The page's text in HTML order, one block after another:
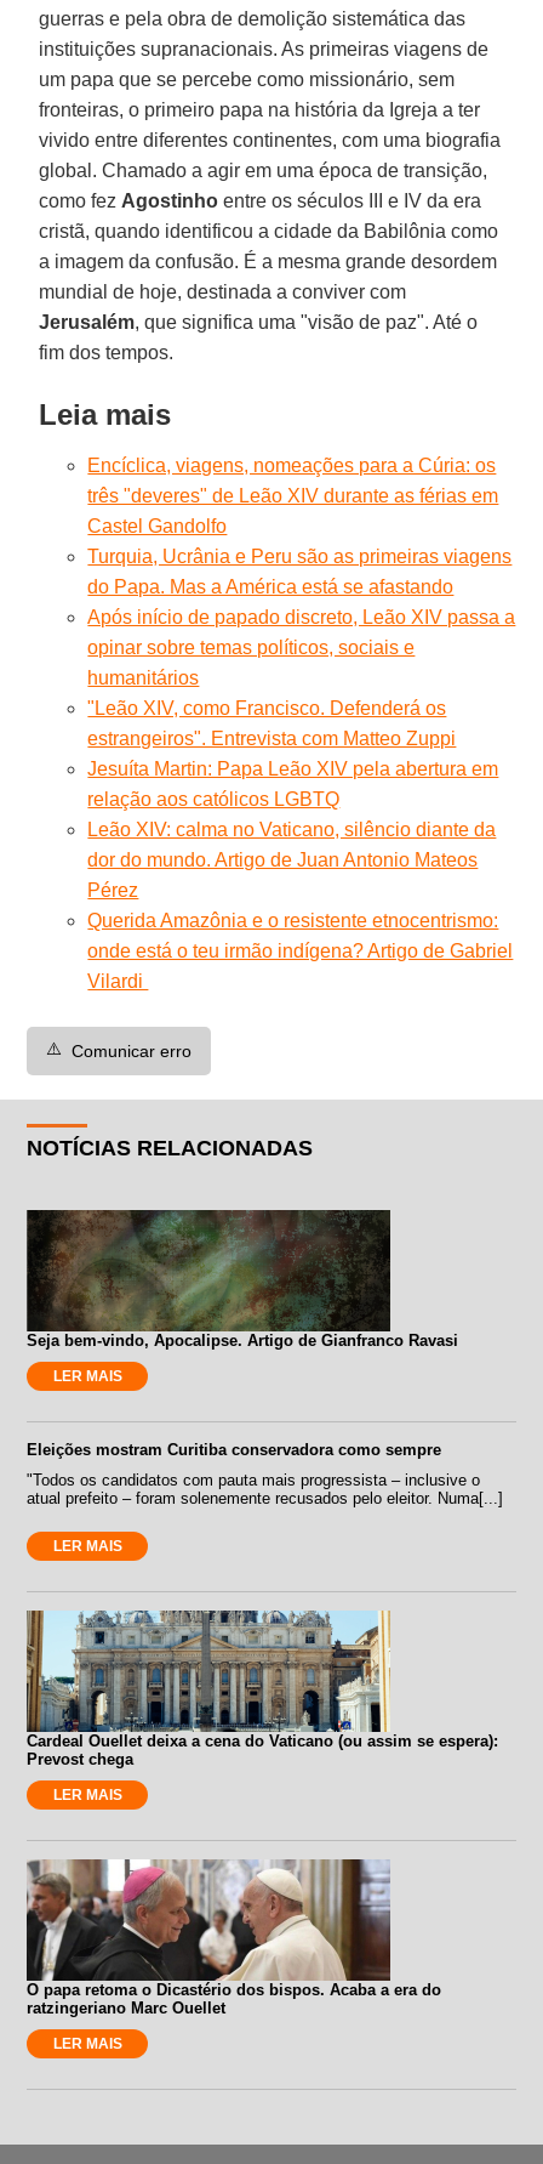
guerras e pela obra de demolição sistemática das
instituições supranacionais. As primeiras viagens de
um papa que se percebe como missionário, sem
fronteiras, o primeiro papa na história da Igreja a ter
vivido entre diferentes continentes, com uma biografia
global. Chamado a agir em uma época de transição,
como fez Agostinho entre os séculos III e IV da era
cristã, quando identificou a cidade da Babilônia como
a imagem da confusão. É a mesma grande desordem
mundial de hoje, destinada a conviver com
Jerusalém, que significa uma "visão de paz". Até o
fim dos tempos.
Leia mais
Encíclica, viagens, nomeações para a Cúria: os
três "deveres" de Leão XIV durante as férias em
Castel Gandolfo
Turquia, Ucrânia e Peru são as primeiras viagens
do Papa. Mas a América está se afastando
Após início de papado discreto, Leão XIV passa a
opinar sobre temas políticos, sociais e
humanitários
"Leão XIV, como Francisco. Defenderá os
estrangeiros". Entrevista com Matteo Zuppi
Jesuíta Martin: Papa Leão XIV pela abertura em
relação aos católicos LGBTQ
Leão XIV: calma no Vaticano, silêncio diante da
dor do mundo. Artigo de Juan Antonio Mateos
Pérez
Querida Amazônia e o resistente etnocentrismo:
onde está o teu irmão indígena? Artigo de Gabriel
Vilardi
⚠️ Comunicar erro
NOTÍCIAS RELACIONADAS
Seja bem-vindo, Apocalipse. Artigo de Gianfranco Ravasi
LER MAIS
Eleições mostram Curitiba conservadora como sempre
"Todos os candidatos com pauta mais progressista – inclusive o
atual prefeito – foram solenemente recusados pelo eleitor. Numa[...]
LER MAIS
Cardeal Ouellet deixa a cena do Vaticano (ou assim se espera):
Prevost chega
LER MAIS
O papa retoma o Dicastério dos bispos. Acaba a era do
ratzingeriano Marc Ouellet
LER MAIS